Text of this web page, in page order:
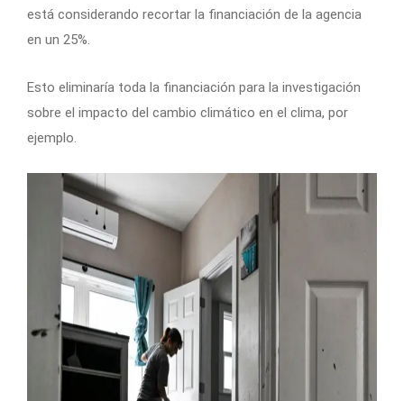
está considerando recortar la financiación de la agencia
en un 25%.
Esto eliminaría toda la financiación para la investigación
sobre el impacto del cambio climático en el clima, por
ejemplo.